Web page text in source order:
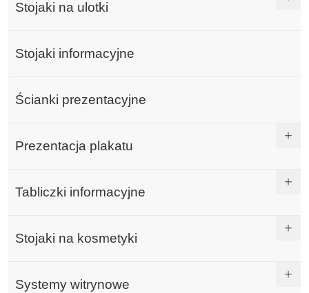
Stojaki na ulotki
Stojaki informacyjne
Ścianki prezentacyjne
Prezentacja plakatu
Tabliczki informacyjne
Stojaki na kosmetyki
Systemy witrynowe